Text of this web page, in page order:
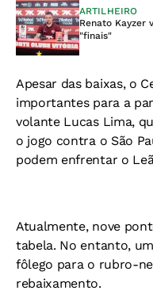
ARTILHEIRO
Renato Kayzer
"finais"
Apesar das baixas, o
importantes para a
volante Lucas Lima,
o jogo contra o São
podem enfrentar o
Atualmente, nove
tabela. No entanto,
fôlego para o rubro-
rebaixamento.